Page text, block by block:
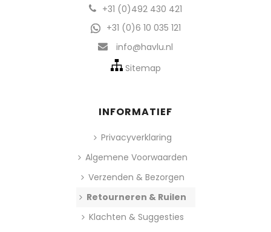
+31 (0)492 430 421
+31 (0)6 10 035 121
info@havlu.nl
Sitemap
INFORMATIEF
Privacyverklaring
Algemene Voorwaarden
Verzenden & Bezorgen
Retourneren & Ruilen
Klachten & Suggesties